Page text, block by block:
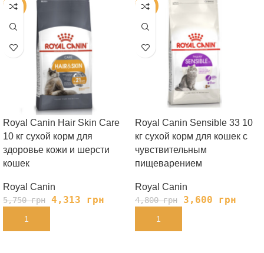
-25%
Royal Canin Hair Skin Care
10 кг сухой корм для
здоровье кожи и шерсти
кошек
Royal Canin
5,750грн 4,313 грн
В КОРЗИНУ
-25%
Royal Сanin Sensible 33 10
кг сухой корм для кошек с
чувствительным
пищеварением
Royal Canin
4,800грн 3,600 грн
В КОРЗИНУ